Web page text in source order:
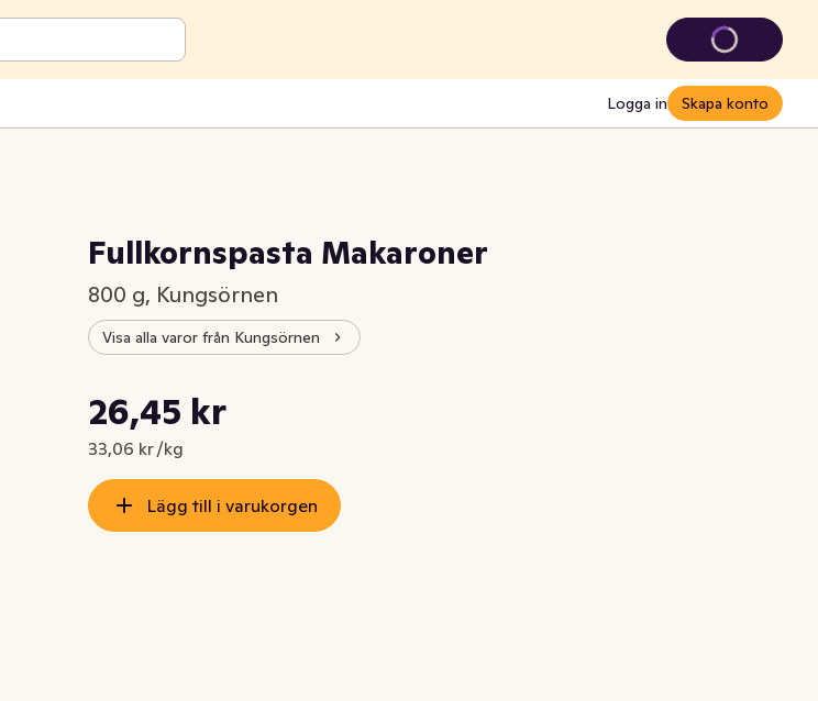
Logga in Skapa konto
Fullkornspasta Makaroner
800 g, Kungsörnen
Visa alla varor från Kungsörnen
Nuvarande pris är: 26,45 kr
26,45 kr
33,06 kr /kg
Styckpris: 33,06 kr /kg
Lägg till i varukorgen